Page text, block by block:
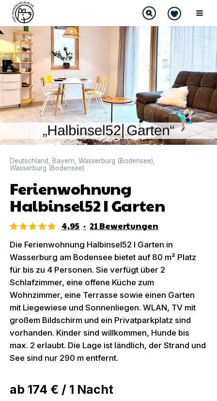
DIREKT BUCHBAR
Deutschland Bayern Wasserburg (Bodensee)
Wasserburg (Bodensee)
Ferienwohnung
Halbinsel52 I Garten
4,95 · 21 Bewertungen
Die Ferienwohnung Halbinsel52 I Garten in
Wasserburg am Bodensee bietet auf 80 m² Platz
für bis zu 4 Personen. Sie verfügt über 2
Schlafzimmer, eine offene Küche zum
Wohnzimmer, eine Terrasse sowie einen Garten
mit Liegewiese und Sonnenliegen. WLAN, TV mit
großem Bildschirm und ein Privatparkplatz sind
vorhanden. Kinder sind willkommen, Hunde bis
max. 2 erlaubt. Die Lage ist ländlich, der Strand und
See sind nur 290 m entfernt.
ab 174 € / 1 Nacht